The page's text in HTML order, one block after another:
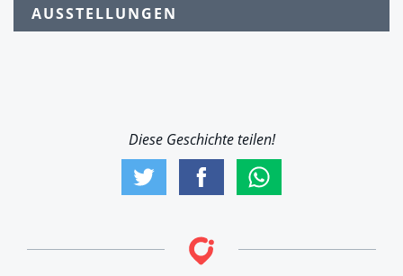
AUSSTELLUNGEN
Diese Geschichte teilen!